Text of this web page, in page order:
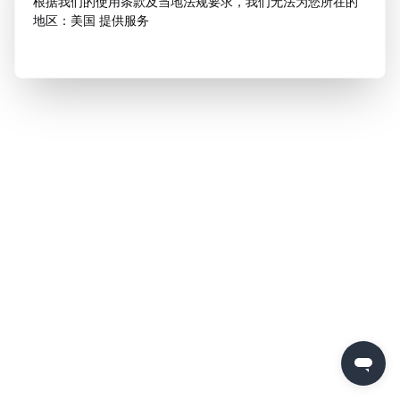
地区：美国 提供服务